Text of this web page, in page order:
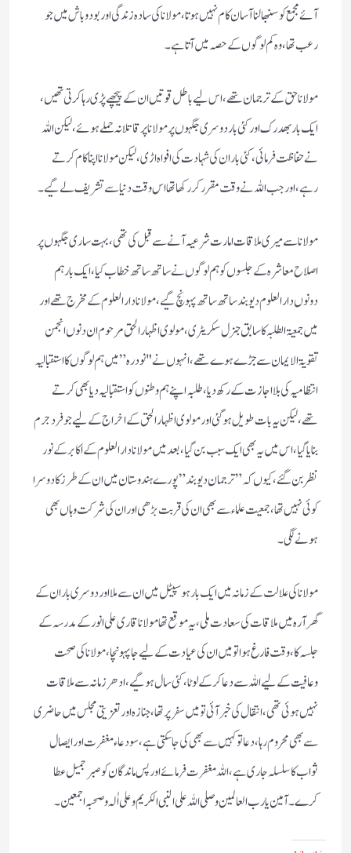
آئے مجمع کو سنبھالنا آسان کام نہیں ہوتا، مولانا کی سادہ زندگی اور بود وباش میں جو
رعب تھا، وہ کم لوگوں کے حصہ میں آتا ہے۔
مولانا حق کے ترجمان تھے، اس لیے باطل قوتیں ان کے پیچھے پڑی رہا کرتی تھیں،
ایک بار بھدرک اور کئی بار دوسری جگہوں پر مولانا پر قاتلانہ حملے ہوئے، لیکن اللہ
نے حفاظت فرمائی، کئی بار ان کی شہادت کی افواہ اڑی، لیکن مولانا اپنا کام کرتے
رہے، اور جب اللہ نے وقت مقرر کر رکھا تھا اس وقت دنیا سے تشریف لے گیے۔
مولانا سے میری ملاقات امارت شرعیہ آنے سے قبل کی تھی، بہت ساری جگہوں پر
اصلاح معاشرہ کے جلسوں کو ہم لوگوں نے ساتھ ساتھ خطاب کیا، ایک بار ہم
دونوں دار العلوم دیو بند ساتھ ساتھ پہونچ گیے، مولانا دار العلوم کے مخرج تھے اور
میں جمعیۃ الطلبہ کا سابق جنرل سکریٹری ، مولوی اظہار الحق مرحوم ان دنوں انجمن
تقویۃ الایمان سے جڑے ہوے تھے،انہوں نے "نودرہ” میں ہم لوگوں کا استقبالیہ
انتظامیہ کی بلا اجازت کے رکھ دیا، طلبہ اپنے ہم وطنوں کو استقبالیہ دیا بھی کرتے
تھے، لیکن یہ بات طویل ہو گئی اور مولوی اظہار الحق کے اخراج کے لیے جو فرد جرم
بنایا گیا، اس میں یہ بھی ایک سبب بن گیا، بعد میں مولانا دار العلوم کے اکابر کے نور
نظر بن گئے ، کیوں کہ” ترجمان دیو بند” پورے ہندوستان میں ان کے طرز کا دوسرا
کوئی نہیں تھا، جمعیت علماء سے بھی ان کی قربت بڑھی اور ان کی شرکت وہاں بھی
ہونے لگی۔
مولانا کی علالت کے زمانہ میں ایک بار ہوسپیٹل میں ان سے ملا اور دوسری بار ان کے
گھر آرہ میں ملاقات کی سعادت ملی، یہ موقع تھا مولانا قاری علی انور کے مدرسہ کے
جلسہ کا ، وقت فارغ ہوا تو میں ان کی عیادت کے لیے جا پہونچا، مولانا کی صحت
وعافیت کے لیے اللہ سے دعا کرکے لوٹا، کئی سال ہو گیے، ادھر زمانہ سے ملاقات
نہیں ہوئی تھی، انتقال کی خبر آئی تو میں سفر پر تھا، جنازہ اور تعزیتی مجلس میں حاضری
سے بھی محروم رہا، دعا تو کہیں سے بھی کی جا سکتی ہے، سو دعاء مغفرت اور ایصال
ثواب کا سلسلہ جاری ہے، اللہ مغفرت فرمائے اور پس ماندگان کو صبر جمیل عطا
کرے۔ آمین یا رب العالمین وصلی اللہ علی النبی الکریم وعلی اٰلہ وصحبہ اجمعین۔